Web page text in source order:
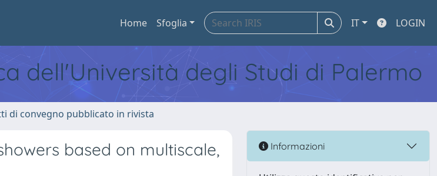
Home Sfoglia IT LOGIN
dell'Università degli Studi di Palermo
di convegno pubblicato in rivista
based on multiscale,
Informazioni